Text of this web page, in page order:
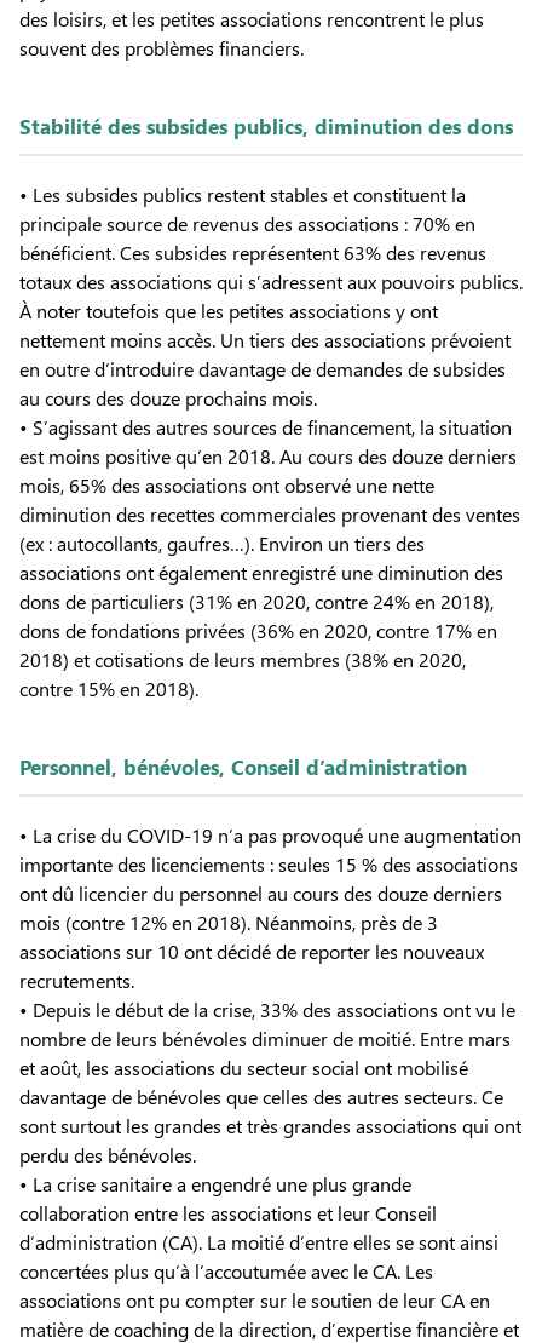
des loisirs, et les petites associations rencontrent le plus
souvent des problèmes financiers.
Stabilité des subsides publics, diminution des dons
• Les subsides publics restent stables et constituent la
principale source de revenus des associations : 70% en
bénéficient. Ces subsides représentent 63% des revenus
totaux des associations qui s’adressent aux pouvoirs publics.
À noter toutefois que les petites associations y ont
nettement moins accès. Un tiers des associations prévoient
en outre d’introduire davantage de demandes de subsides
au cours des douze prochains mois.
• S’agissant des autres sources de financement, la situation
est moins positive qu’en 2018. Au cours des douze derniers
mois, 65% des associations ont observé une nette
diminution des recettes commerciales provenant des ventes
(ex : autocollants, gaufres…). Environ un tiers des
associations ont également enregistré une diminution des
dons de particuliers (31% en 2020, contre 24% en 2018),
dons de fondations privées (36% en 2020, contre 17% en
2018) et cotisations de leurs membres (38% en 2020,
contre 15% en 2018).
Personnel, bénévoles, Conseil d’administration
• La crise du COVID-19 n’a pas provoqué une augmentation
importante des licenciements : seules 15 % des associations
ont dû licencier du personnel au cours des douze derniers
mois (contre 12% en 2018). Néanmoins, près de 3
associations sur 10 ont décidé de reporter les nouveaux
recrutements.
• Depuis le début de la crise, 33% des associations ont vu le
nombre de leurs bénévoles diminuer de moitié. Entre mars
et août, les associations du secteur social ont mobilisé
davantage de bénévoles que celles des autres secteurs. Ce
sont surtout les grandes et très grandes associations qui ont
perdu des bénévoles.
• La crise sanitaire a engendré une plus grande
collaboration entre les associations et leur Conseil
d’administration (CA). La moitié d’entre elles se sont ainsi
concertées plus qu’à l’accoutumée avec le CA. Les
associations ont pu compter sur le soutien de leur CA en
matière de coaching de la direction, d’expertise financière et